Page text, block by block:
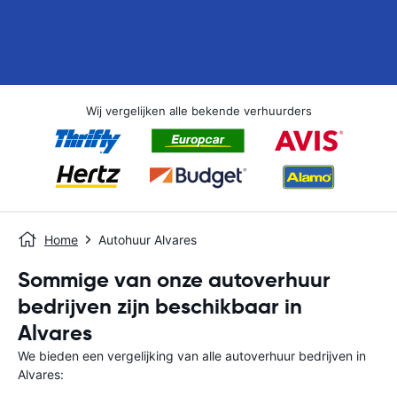
Wij vergelijken alle bekende verhuurders
Home Autohuur Alvares
Sommige van onze autoverhuur
bedrijven zijn beschikbaar in
Alvares
We bieden een vergelijking van alle autoverhuur bedrijven in
Alvares: